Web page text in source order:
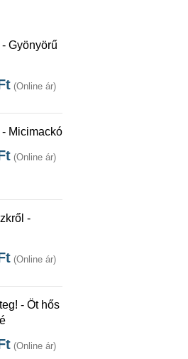
Gyönyörű
(Online ár)
Micimackó
(Online ár)
-
(Online ár)
- Öt hős
(Online ár)